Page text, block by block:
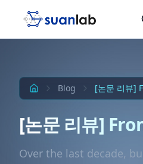
Blog [논문 리뷰]
[논문 리뷰]
Over the last decade,